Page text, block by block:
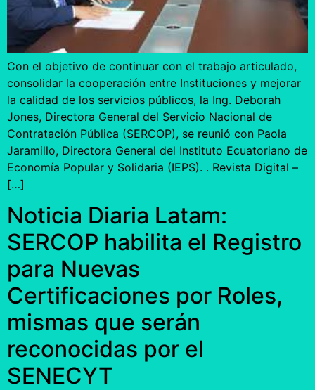
Con el objetivo de continuar con el trabajo articulado,
consolidar la cooperación entre Instituciones y mejorar
la calidad de los servicios públicos, la Ing. Deborah
Jones, Directora General del Servicio Nacional de
Contratación Pública (SERCOP), se reunió con Paola
Jaramillo, Directora General del Instituto Ecuatoriano de
Economía Popular y Solidaria (IEPS). . Revista Digital –
[…]
Noticia Diaria Latam:
SERCOP habilita el Registro
para Nuevas
Certificaciones por Roles,
mismas que serán
reconocidas por el
SENECYT